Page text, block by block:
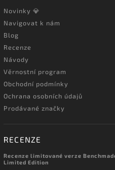
Novinky 💎
Navigovat k nám
Blog
Recenze
Návody
Věrnostní program
Obchodní podmínky
Ochrana osobních údajů
Prodávané značky
RECENZE
Recenze limitované verze
Limited Edition